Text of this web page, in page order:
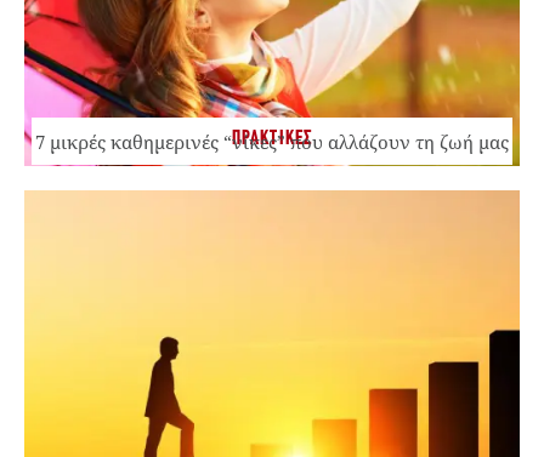
ΠΡΑΚΤΙΚΕΣ
7 μικρές καθημερινές “νίκες” που αλλάζουν τη ζωή μας